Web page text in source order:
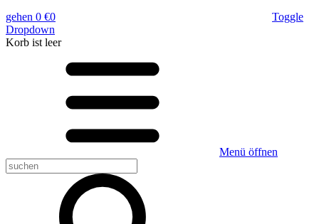
gehen 0 €0
Toggle
Dropdown
Korb ist leer
Menü öffnen